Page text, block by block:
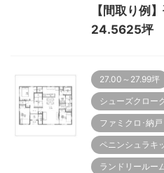
【間取り
24.5625坪
27.00～27.99坪
シューズクロー
ファミクロ･納
ペニンシュラキ
ランドリールー